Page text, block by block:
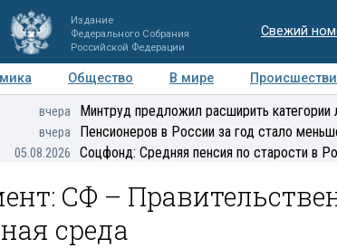
Издание
Федерального Собрания
Российской Федерации
Свежий
Общество В мире
Мнения Регионы Медиацентр
вчера Минтруд предложил расширить
вчера Пенсионеров в России за год стало
05.08.2026 Соцфонд: Средняя пенсия по старости в
СФ –
среда